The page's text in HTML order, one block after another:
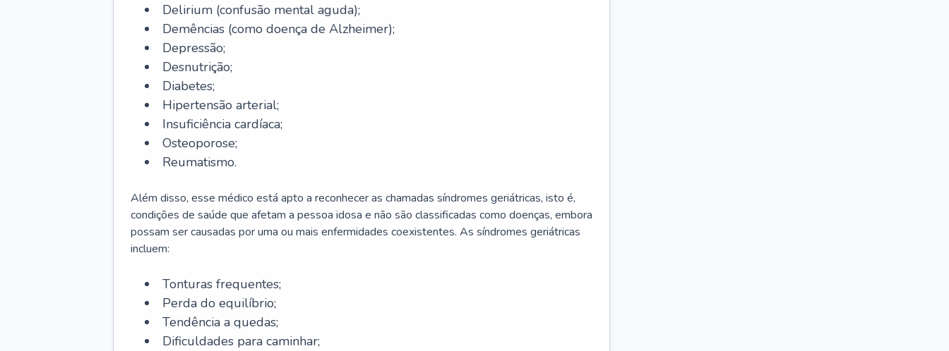
Delirium (confusão mental aguda);
Demências (como doença de Alzheimer);
Depressão;
Desnutrição;
Diabetes;
Hipertensão arterial;
Insuficiência cardíaca;
Osteoporose;
Reumatismo.
Além disso, esse médico está apto a reconhecer as chamadas síndromes geriátricas, isto é,
condições de saúde que afetam a pessoa idosa e não são classificadas como doenças, embora
possam ser causadas por uma ou mais enfermidades coexistentes. As síndromes geriátricas
incluem:
Tonturas frequentes;
Perda do equilíbrio;
Tendência a quedas;
Dificuldades para caminhar;